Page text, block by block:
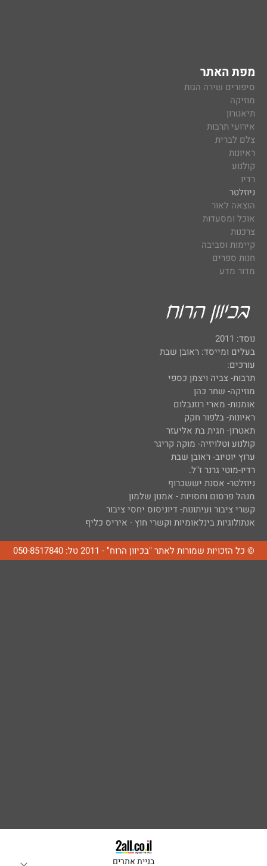
מפת האתר
סיפורים שירה הגות
מוזיקה
תיאטרון
אירועי תרבות
צלם לברית
ראיונות
קולנוע
רדיו
ניוזלטר
הוצאה לאור
אוכל ומסעדות
צרכנות
קיימות וסביבה
חנות ספרים
מדור מדע
נוסד: 2011
בעלים ומייסד: ראובן שבת
עורכים:
תרבות- צביה ויצמן כספי
מוזיקה- שחר כהן
אומנות- מארי רוזנבלום
ראיונות- בלפור חקק
תאטרון- חגית בת אליעזר
קולנוע וטלויזיה- מוקה קריגר
ערוץ יוטיוב- ראובן שבת
רדיו-מוטי גרנר ז"ל.
ניוזלטר- אסנת יששכרוף
מנהל פרסום וחסויות - אמנון שלמון
קשרי ציבור ועיתונות- דיוניסוס יחסי ציבור
אנתולוגיות בינלאומיות וקשרי חוץ - איריס כליף
© כל הזכויות שמורות לאתר "בכיוון הרוח" - 2011 טל: 050-8517840
בניית אתרים